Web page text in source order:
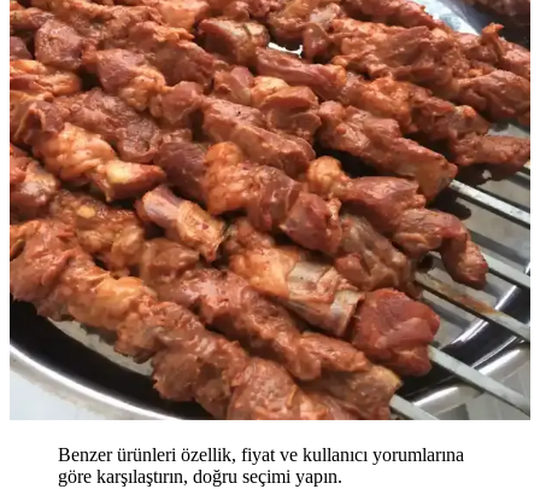
Benzer ürünleri özellik, fiyat ve kullanıcı yorumlarına
göre karşılaştırın, doğru seçimi yapın.